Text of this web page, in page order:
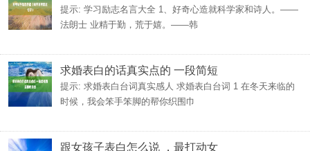
提示: 学习励志名言大全 1、好奇心造就科学家和诗人。——
法朗士 业精于勤，荒于嬉。——韩
求婚表白的话真实点的 一段简短
提示: 求婚表白台词真实感人 求婚表白台词 1 在冬天来临的
时候，我会笨手笨脚的帮你织围巾
跟女孩子表白怎么说 ，最打动女